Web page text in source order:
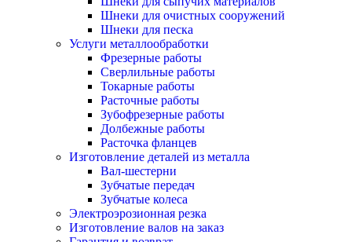
Шнеки для очистных сооружений
Шнеки для песка
Услуги металлообработки
Фрезерные работы
Сверлильные работы
Токарные работы
Расточные работы
Зубофрезерные работы
Долбежные работы
Расточка фланцев
Изготовление деталей из металла
Вал-шестерни
Зубчатые передач
Зубчатые колеса
Электроэрозионная резка
Изготовление валов на заказ